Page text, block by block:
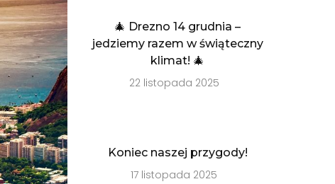
🎄 Drezno 14 grudnia –
jedziemy razem w świąteczny
klimat! 🎄
22 listopada 2025
Koniec naszej przygody!
17 listopada 2025